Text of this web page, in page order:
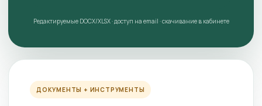
Редактируемые DOCX/XLSX · доступ на email · скачивание в кабинете
ДОКУМЕНТЫ + ИНСТРУМЕНТЫ